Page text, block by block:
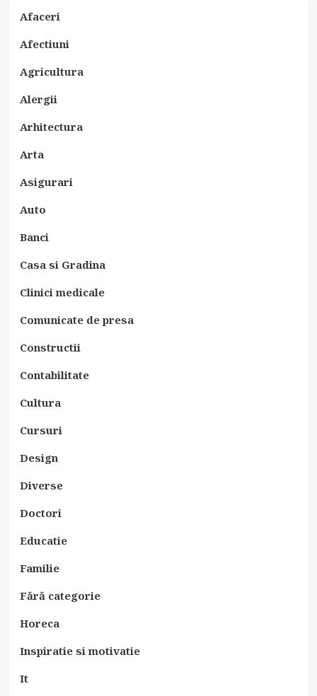
Afaceri
Afectiuni
Agricultura
Alergii
Arhitectura
Arta
Asigurari
Auto
Banci
Casa si Gradina
Clinici medicale
Comunicate de presa
Constructii
Contabilitate
Cultura
Cursuri
Design
Diverse
Doctori
Educatie
Familie
Fără categorie
Horeca
Inspiratie si motivatie
It